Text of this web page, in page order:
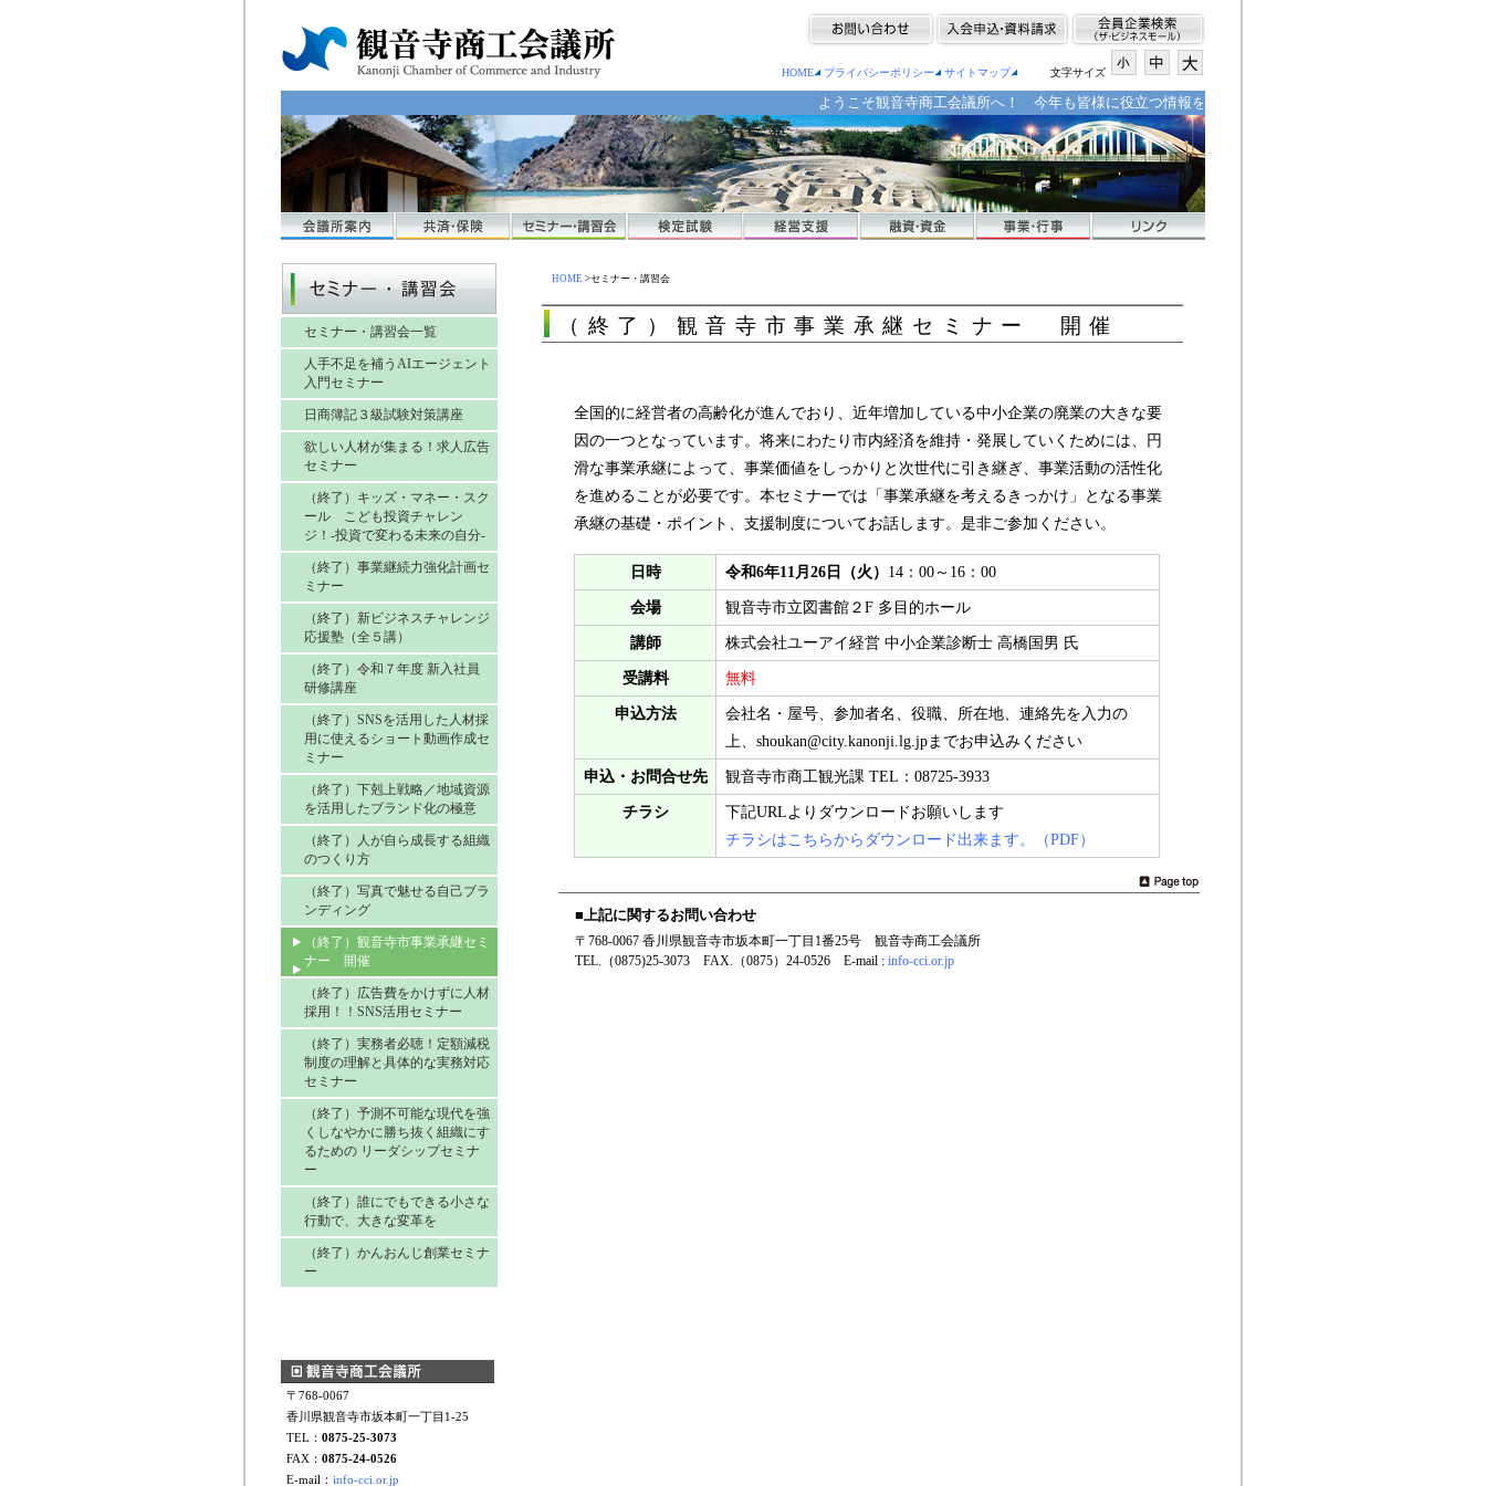
HOME プライバシーポリシー サイトマップ 文字サイズ
ようこそ観音寺商工会議所へ！ 今年も皆様に役立つ情報をいち早くお届けできるよう努力してまいりま
セミナー・講習会一覧
人手不足を補うAIエージェント
入門セミナー
日商簿記３級試験対策講座
欲しい人材が集まる！求人広告
セミナー
（終了）キッズ・マネー・スク
ール こども投資チャレン
ジ！‐投資で変わる未来の自分‐
（終了）事業継続力強化計画セ
ミナー
（終了）新ビジネスチャレンジ
応援塾（全５講）
（終了）令和７年度 新入社員
研修講座
（終了）SNSを活用した人材採
用に使えるショート動画作成セ
ミナー
（終了）下剋上戦略／地域資源
を活用したブランド化の極意
（終了）人が自ら成長する組織
のつくり方
（終了）写真で魅せる自己ブラ
ンディング
（終了）観音寺市事業承継セミ
ナー 開催
（終了）広告費をかけずに人材
採用！！SNS活用セミナー
（終了）実務者必聴！定額減税
制度の理解と具体的な実務対応
セミナー
（終了）予測不可能な現代を強
くしなやかに勝ち抜く組織にす
るための リーダシップセミナ
ー
（終了）誰にでもできる小さな
行動で、大きな変革を
（終了）かんおんじ創業セミナ
ー
〒768-0067
香川県観音寺市坂本町一丁目1-25
TEL： 0875-25-3073
FAX： 0875-24-0526
E-mail： info-cci.or.jp
HOME >セミナー・講習会
（終了）観音寺市事業承継セミナー 開催
全国的に経営者の高齢化が進んでおり、近年増加している中小企業の廃業の大きな要
因の一つとなっています。将来にわたり市内経済を維持・発展していくためには、円
滑な事業承継によって、事業価値をしっかりと次世代に引き継ぎ、事業活動の活性化
を進めることが必要です。本セミナーでは「事業承継を考えるきっかけ」となる事業
承継の基礎・ポイント、支援制度についてお話します。是非ご参加ください。
日時 令和6年11月26日（火） 14：00～16：00
会場
観音寺市立図書館２F 多目的ホール
講師
株式会社ユーアイ経営 中小企業診断士 高橋国男 氏
受講料
無料
申込方法
会社名・屋号、参加者名、役職、所在地、連絡先を入力の
上、shoukan@city.kanonji.lg.jpまでお申込みください
申込・お問合せ先
観音寺市商工観光課 TEL：08725-3933
チラシ
下記URLよりダウンロードお願いします
チラシはこちらからダウンロード出来ます。（PDF）
■上記に関するお問い合わせ
〒768-0067 香川県観音寺市坂本町一丁目1番25号 観音寺商工会議所
TEL.（0875)25-3073 FAX.（0875）24-0526 E-mail : info-cci.or.jp